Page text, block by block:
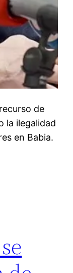
de
la ilegalidad
en Babia.